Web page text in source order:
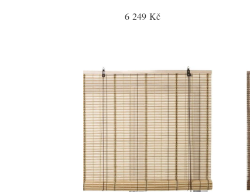
6 249 Kč